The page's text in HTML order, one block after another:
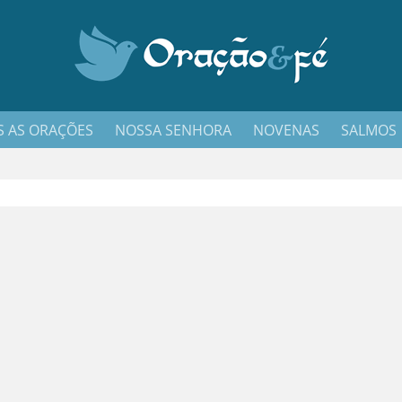
AS ORAÇÕES NOSSA SENHORA NOVENAS SALMOS